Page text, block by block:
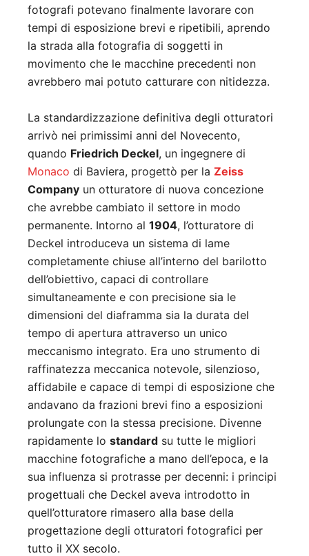
fotografi potevano finalmente lavorare con
tempi di esposizione brevi e ripetibili, aprendo
la strada alla fotografia di soggetti in
movimento che le macchine precedenti non
avrebbero mai potuto catturare con nitidezza.
La standardizzazione definitiva degli otturatori
arrivò nei primissimi anni del Novecento,
quando Friedrich Deckel, un ingegnere di
Monaco di Baviera, progettò per la Zeiss
Company un otturatore di nuova concezione
che avrebbe cambiato il settore in modo
permanente. Intorno al 1904, l’otturatore di
Deckel introduceva un sistema di lame
completamente chiuse all’interno del barilotto
dell’obiettivo, capaci di controllare
simultaneamente e con precisione sia le
dimensioni del diaframma sia la durata del
tempo di apertura attraverso un unico
meccanismo integrato. Era uno strumento di
raffinatezza meccanica notevole, silenzioso,
affidabile e capace di tempi di esposizione che
andavano da frazioni brevi fino a esposizioni
prolungate con la stessa precisione. Divenne
rapidamente lo standard su tutte le migliori
macchine fotografiche a mano dell’epoca, e la
sua influenza si protrasse per decenni: i principi
progettuali che Deckel aveva introdotto in
quell’otturatore rimasero alla base della
progettazione degli otturatori fotografici per
tutto il XX secolo.